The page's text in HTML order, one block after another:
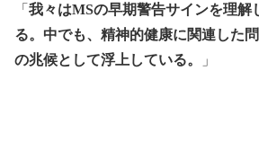
「 我々はMSの早期警告サインを理解
る。中でも、精神的健康に関連した
の兆候として浮上している。
」